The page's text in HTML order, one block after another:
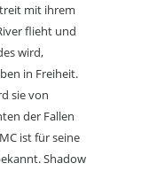
mit ihrem
flieht und
wird,
in Freiheit.
sie von
der Fallen
ist für seine
Shadow